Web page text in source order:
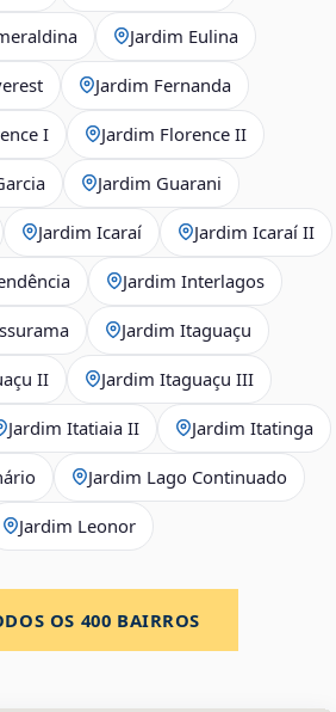
Jardim Eulina
Jardim Fernanda
I Jardim Florence II
Jardim Guarani
Jardim Icaraí Jardim Icaraí II
Jardim Interlagos
Jardim Itaguaçu
II Jardim Itaguaçu III
Jardim Itatiaia II Jardim Itatinga
Jardim Lago Continuado
Jardim Leonor
OS 400 BAIRROS